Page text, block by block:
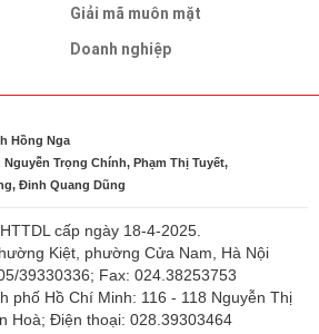
Giải mã muôn mặt
Doanh nghiệp
Hồng Nga
Nguyễn Trọng Chính, Phạm Thị Tuyết,
Đinh Quang Dũng
cấp ngày 18-4-2025.
Kiệt, phường Cửa Nam, Hà Nội
39330336; Fax: 024.38253753
phố Hồ Chí Minh: 116 - 118 Nguyễn Thị
Hoà; Điện thoại: 028.39303464